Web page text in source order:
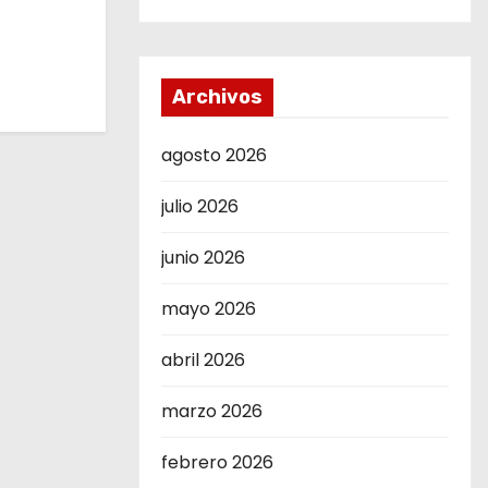
Archivos
agosto 2026
julio 2026
junio 2026
mayo 2026
abril 2026
marzo 2026
febrero 2026